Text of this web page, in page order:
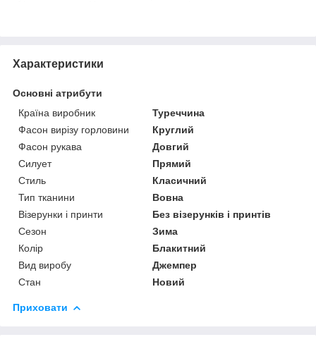
Характеристики
Основні атрибути
Країна виробник
Туреччина
Фасон вирізу горловини
Круглий
Фасон рукава
Довгий
Силует
Прямий
Стиль
Класичний
Тип тканини
Вовна
Візерунки і принти
Без візерунків і принтів
Сезон
Зима
Колір
Блакитний
Вид виробу
Джемпер
Стан
Новий
Приховати